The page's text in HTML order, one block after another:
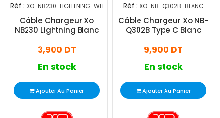
Réf : XO-NB230-LIGHTNING-WH
Câble Chargeur Xo
NB230 Lightning Blanc
3,900 DT
En stock
Ajouter Au Panier
Réf : XO-NB-Q302B-BLANC
Câble Chargeur Xo NB-
Q302B Type C Blanc
9,900 DT
En stock
Ajouter Au Panier